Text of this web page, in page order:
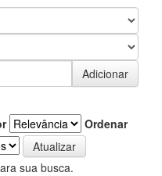
Ordenar
sua busca.